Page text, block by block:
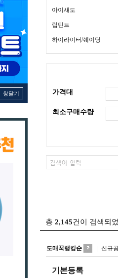
창닫기
아이섀도
립틴트
하이라이터/쉐이딩
가격대
최소구매수량
총 2,145건이 검색되
도매꾹랭킹순 신규
기본등록